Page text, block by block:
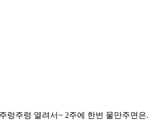
주렁 열려서~ 2주에 한번 물만주면